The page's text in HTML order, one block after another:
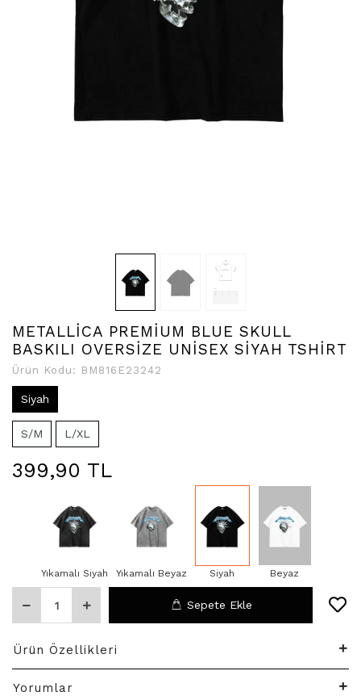
METALLİCA PREMİUM BLUE SKULL
BASKILI OVERSİZE UNİSEX SİYAH TSHİRT
Ürün Kodu: BM816E23242
Siyah
S/M L/XL
399,90 TL
Yıkamalı Siyah Yıkamalı Beyaz Siyah Beyaz
Sepete Ekle
Ürün Özellikleri
Yorumlar